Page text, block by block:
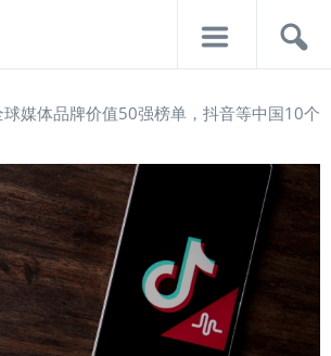
媒体品牌价值50强榜单，抖音等中国10个